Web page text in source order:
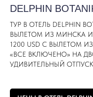
DELPHIN
ТУР В ОТЕЛЬ DELPHIN
ВЫЛЕТОМ ИЗ МИНСКА
1200 USD С ВЫЛЕТОМ
«ВСЕ ВКЛЮЧЕНО» НА
УДИВИТЕЛЬНЫЙ